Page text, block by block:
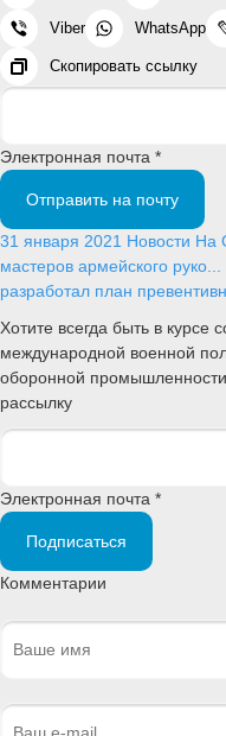
Viber WhatsApp
Скопировать ссылку
Электронная почта *
Отправить на почту
31 января 2021 Новости На
мастеров армейского руко...
разработал план
Хотите всегда быть в курсе
международной военной
оборонной
рассылку
Электронная почта *
Подписаться
Комментарии